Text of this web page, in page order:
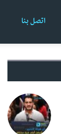
اتصل بنا